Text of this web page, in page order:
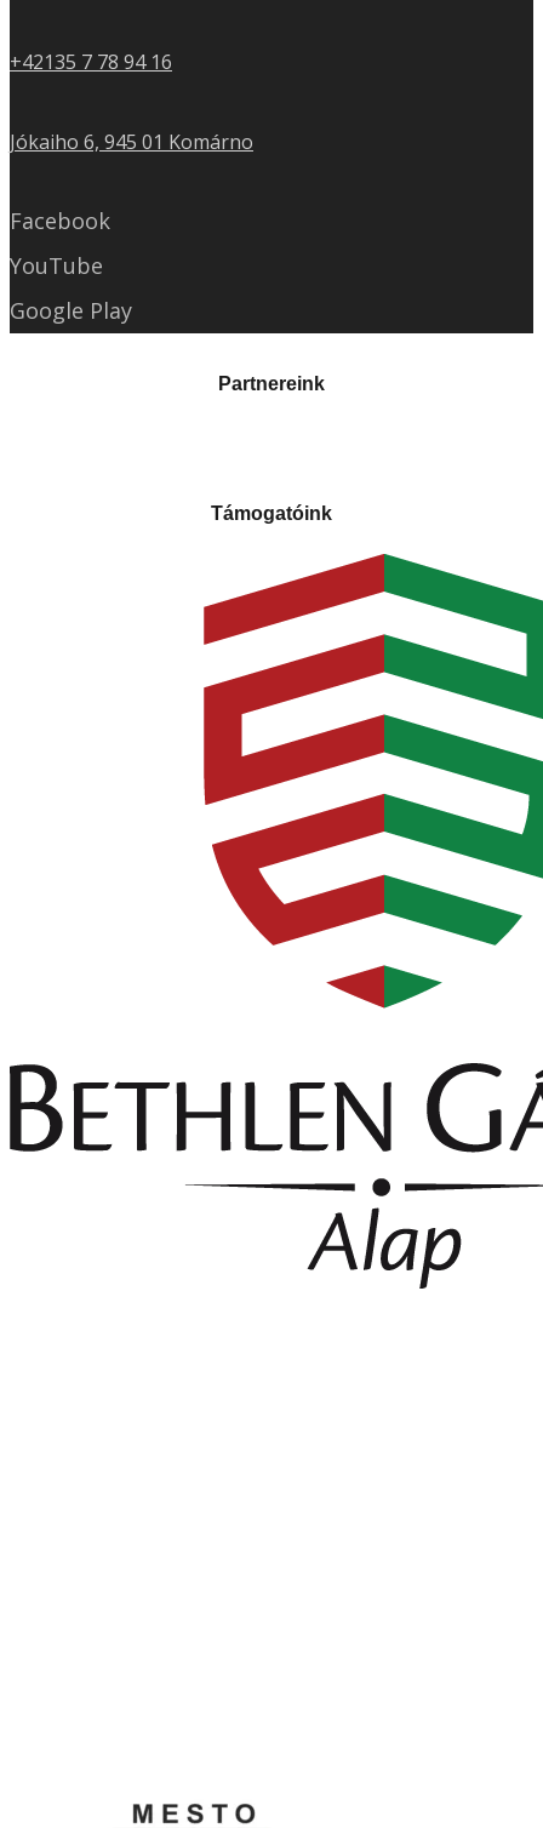
+42135 7 78 94 16
Jókaiho 6, 945 01 Komárno
Facebook
YouTube
Google Play
Partnereink
Támogatóink